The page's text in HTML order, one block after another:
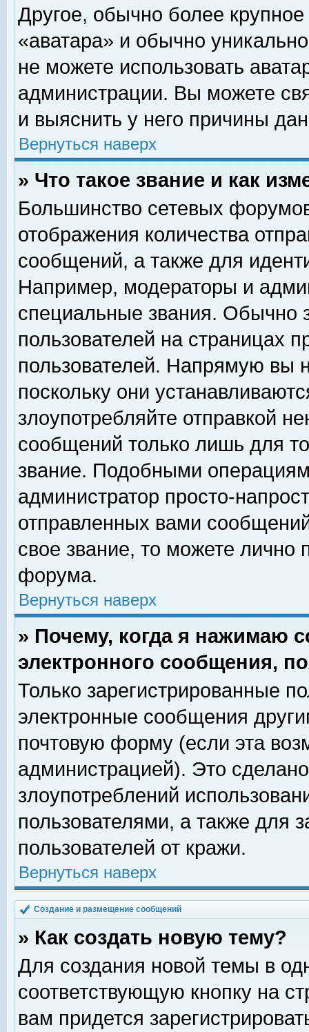
Другое, обычно более
«аватара» и обычно
не можете использовать
администрации. Вы можете
и выяснить у него причины
Вернуться наверх
» Что такое звание и как
Большинство сетевых
отображения количества
сообщений, а также для
Например, модераторы и
специальные звания. Обычно
пользователей на страницах
пользователей. Напрямую вы
поскольку они
злоупотребляйте отправкой
сообщений только лишь для
звание. Подобными
администратор просто-
отправленных вами
свое звание, то можете лично
форума.
Вернуться наверх
» Почему, когда я нажимаю
электронного сообщения,
Только зарегистрированные
электронные сообщения
почтовую форму (если эта
администрацией). Это
злоупотреблений
пользователями, а также для
пользователей от кражи.
Вернуться наверх
Создание и размещение сообщений
» Как создать новую тему?
Для создания новой темы в
соответствующую кнопку на
вам придется